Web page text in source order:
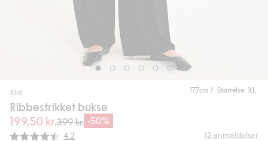
177cm / Størrelse: XL
Xlnt
Ribbestrikket bukse
199,50 kr.399 kr. -50%
Gjennomsnittskarakter:
4.2 12 anmeldelser